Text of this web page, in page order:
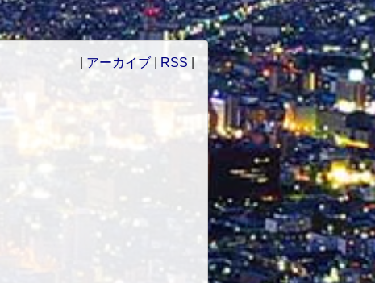
アーカイブ| RSS